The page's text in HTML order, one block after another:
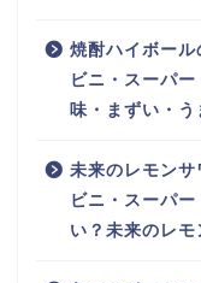
焼酎ハイボー
ビニ・スーパ
味・まずい・う
未来のレモン
ビニ・スーパ
い？未来のレ